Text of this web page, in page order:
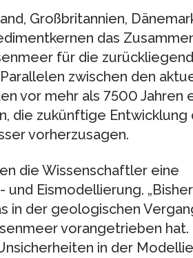
Großbritannien,
das
für die
zwischen den
vor mehr als 7500 Jahren
die zukünftige Entwicklung
vorherzusagen.
die Wissenschaftler eine
Eismodellierung.
in der geologischen
vorangetrieben
in der